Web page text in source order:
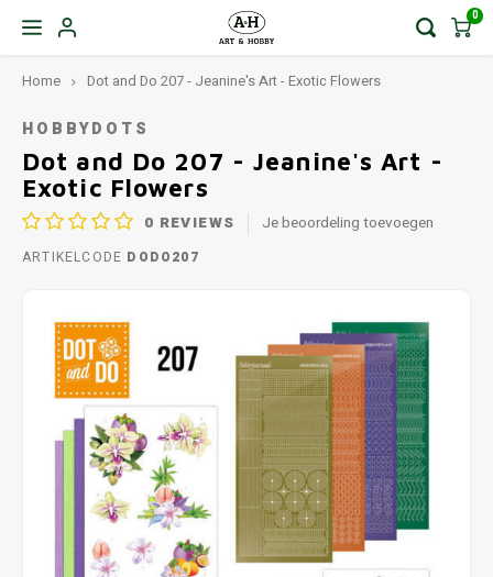
0
Home Dot and Do 207 - Jeanine's Art - Exotic Flowers
HOBBYDOTS
Dot and Do 207 - Jeanine's Art -
Exotic Flowers
0 REVIEWS Je beoordeling toevoegen
ARTIKELCODE DODO207